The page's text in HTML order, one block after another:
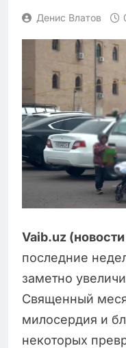
Денис Влатов
Vaib.uz
последние
заметно
Священный
милосердия и
некоторых